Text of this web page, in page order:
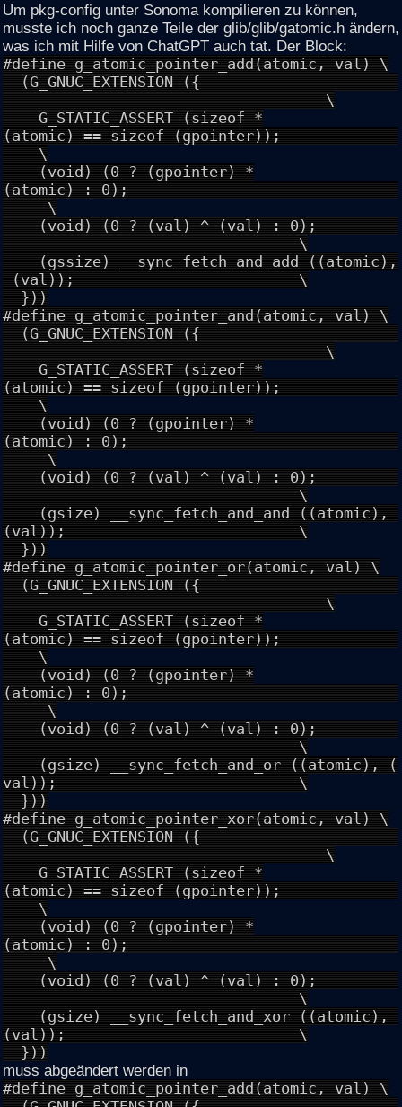
Um pkg-config unter Sonoma kompilieren zu können,
musste ich noch ganze Teile der glib/glib/gatomic.h ändern,
was ich mit Hilfe von ChatGPT auch tat. Der Block:
#define g_atomic_pointer_add(atomic, val) \
(G_GNUC_EXTENSION ({
\
G_STATIC_ASSERT (sizeof *
(atomic) == sizeof (gpointer));
\
(void) (0 ? (gpointer) *
(atomic) : 0);
\
(void) (0 ? (val) ^ (val) : 0);
\
(gssize) __sync_fetch_and_add ((atomic),
(val)); \
}))
#define g_atomic_pointer_and(atomic, val) \
(G_GNUC_EXTENSION ({
\
G_STATIC_ASSERT (sizeof *
(atomic) == sizeof (gpointer));
\
(void) (0 ? (gpointer) *
(atomic) : 0);
\
(void) (0 ? (val) ^ (val) : 0);
\
(gsize) __sync_fetch_and_and ((atomic),
(val)); \
}))
#define g_atomic_pointer_or(atomic, val) \
(G_GNUC_EXTENSION ({
\
G_STATIC_ASSERT (sizeof *
(atomic) == sizeof (gpointer));
\
(void) (0 ? (gpointer) *
(atomic) : 0);
\
(void) (0 ? (val) ^ (val) : 0);
\
(gsize) __sync_fetch_and_or ((atomic), (
val)); \
}))
#define g_atomic_pointer_xor(atomic, val) \
(G_GNUC_EXTENSION ({
\
G_STATIC_ASSERT (sizeof *
(atomic) == sizeof (gpointer));
\
(void) (0 ? (gpointer) *
(atomic) : 0);
\
(void) (0 ? (val) ^ (val) : 0);
\
(gsize) __sync_fetch_and_xor ((atomic),
(val)); \
}))
muss abgeändert werden in
#define g_atomic_pointer_add(atomic, val) \